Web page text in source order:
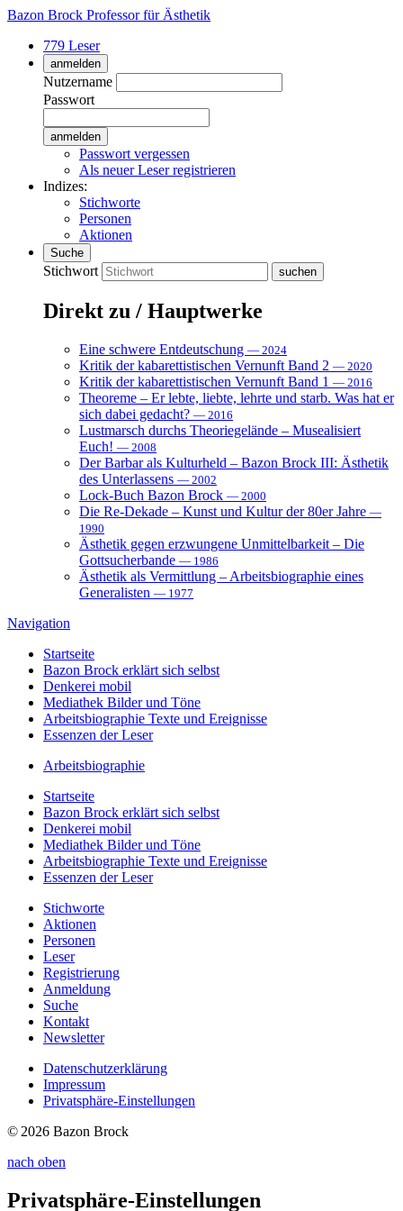
Bazon Brock Professor für Ästhetik
779 Leser
anmelden
Nutzername
Passwort
Passwort vergessen
Als neuer Leser registrieren
Indizes:
Stichworte
Personen
Aktionen
Suche
Stichwort
Direkt zu / Hauptwerke
Eine schwere Entdeutschung — 2024
Kritik der kabarettistischen Vernunft Band 2 — 2020
Kritik der kabarettistischen Vernunft Band 1 — 2016
Theoreme – Er lebte, liebte, lehrte und starb. Was hat er
sich dabei gedacht? — 2016
Lustmarsch durchs Theoriegelände – Musealisiert
Euch! — 2008
Der Barbar als Kulturheld – Bazon Brock III: Ästhetik
des Unterlassens — 2002
Lock-Buch Bazon Brock — 2000
Die Re-Dekade – Kunst und Kultur der 80er Jahre —
1990
Ästhetik gegen erzwungene Unmittelbarkeit – Die
Gottsucherbande — 1986
Ästhetik als Vermittlung – Arbeitsbiographie eines
Generalisten — 1977
Navigation
Startseite
Bazon Brock erklärt sich selbst
Denkerei mobil
Mediathek Bilder und Töne
Arbeitsbiographie Texte und Ereignisse
Essenzen der Leser
Arbeitsbiographie
Startseite
Bazon Brock erklärt sich selbst
Denkerei mobil
Mediathek Bilder und Töne
Arbeitsbiographie Texte und Ereignisse
Essenzen der Leser
Stichworte
Aktionen
Personen
Leser
Registrierung
Anmeldung
Suche
Kontakt
Newsletter
Datenschutzerklärung
Impressum
Privatsphäre-Einstellungen
© 2026 Bazon Brock
nach oben
Privatsphäre-Einstellungen